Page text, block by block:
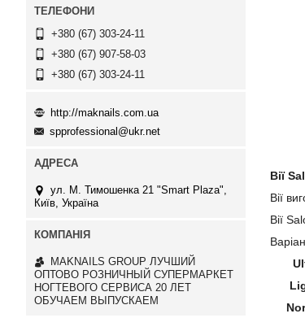
Вії
Вії
Вії
+380 (67) 303-24-11
+380 (67) 907-58-03
+380 (67) 303-24-11
http://maknails.com.ua
spprofessional@ukr.net
ул. М. Тимошенка 21 "Smart Plaza",
Київ, Україна
MAKNAILS GROUP ЛУЧШИЙ
ОПТОВО РОЗНИЧНЫЙ СУПЕРМАРКЕТ
НОГТЕВОГО СЕРВИСА 20 ЛЕТ
ОБУЧАЕМ ВЫПУСКАЕМ